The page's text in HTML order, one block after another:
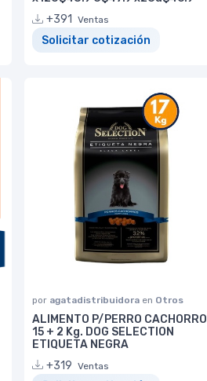
+391
Ventas
Solicitar cotización
por agatadistribuidora en Otros
ALIMENTO P/PERRO CACHORRO
15 + 2 Kg. DOG SELECTION
ETIQUETA NEGRA
+319 Ventas